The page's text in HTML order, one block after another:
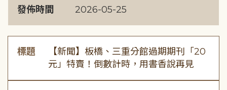
發佈時間 2026-05-25
標題
【新聞】板橋、三重分館過期期刊「20
元」特賣！倒數計時，用書香說再見